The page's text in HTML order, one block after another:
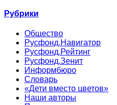
Рубрики
Общество
Русфонд.Навигатор
Русфонд.Рейтинг
Русфонд.Зенит
Информбюро
Словарь
«Дети вместо цветов»
Наши авторы